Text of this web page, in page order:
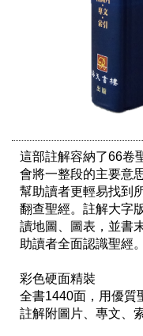
這部註解容納了66卷
會將一整段的主要意
幫助讀者更輕易找到
翻查聖經。註解大字
讀地圖、圖表，並書
助讀者全面認識聖經。
彩色硬面精裝
全書1440面，用優質
註解附圖片、專文、索